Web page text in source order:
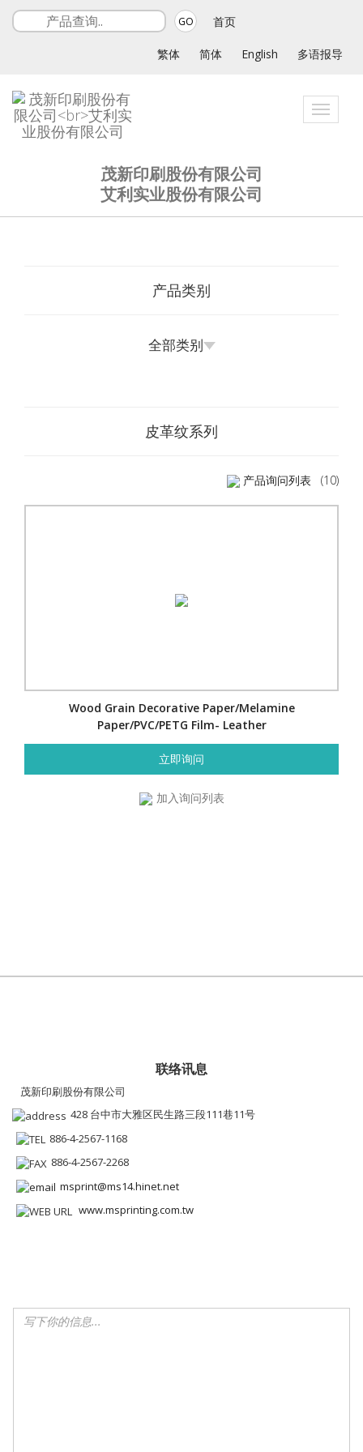
GO 首页
繁体 简体 English 多语报导
Toggle
茂新印刷股份有限公司
艾利实业股份有限公司
产品类别
全部类别
皮革纹系列
产品询问列表 (10)
Wood Grain Decorative Paper/Melamine
Paper/PVC/PETG Film- Leather
立即询问
加入询问列表
联络讯息
茂新印刷股份有限公司
428 台中市大雅区民生路三段111巷11号
886-4-2567-1168
886-4-2567-2268
msprint@ms14.hinet.net
www.msprinting.com.tw